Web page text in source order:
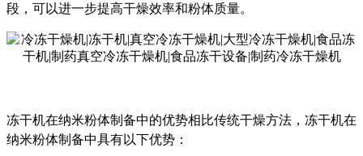
段，可以进一步提高干燥效率和粉体质量。
冻干机在纳米粉体制备中的优势相比传统干燥方法，冻干机在
纳米粉体制备中具有以下优势：